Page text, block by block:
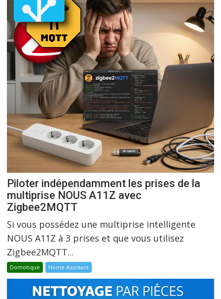
Piloter indépendamment les prises de la
multiprise NOUS A11Z avec
Zigbee2MQTT
Si vous possédez une multiprise intelligente
NOUS A11Z à 3 prises et que vous utilisez
Zigbee2MQTT...
Domotique Home Assistant